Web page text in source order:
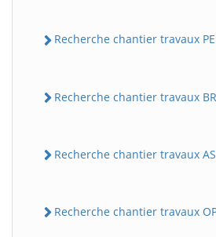
Recherche chantier travaux
Recherche chantier travaux
Recherche chantier travaux
Recherche chantier travaux